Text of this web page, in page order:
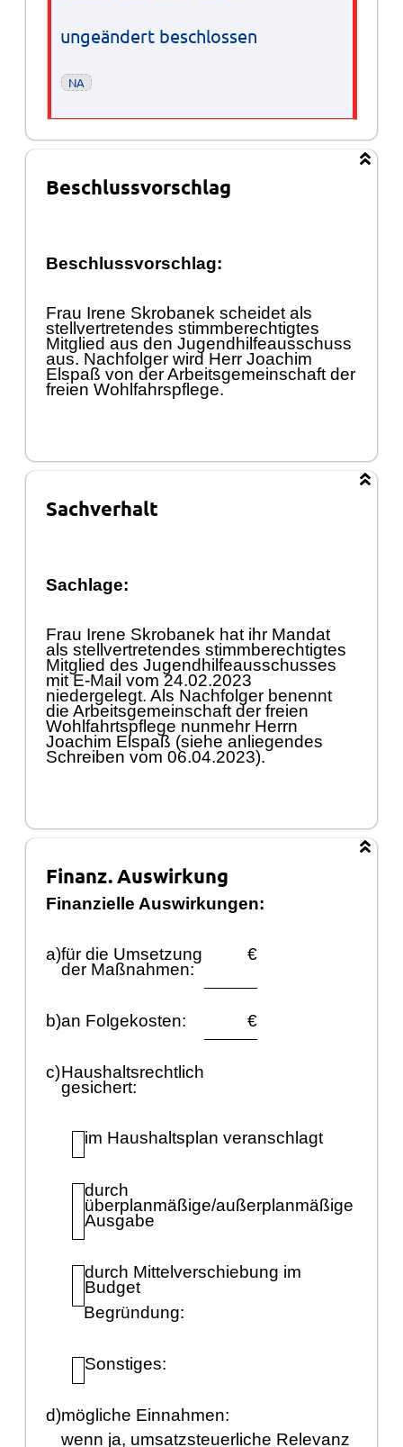
ungeändert beschlossen
NA
Beschlussvorschlag
Beschlussvorschlag:
Frau Irene Skrobanek scheidet als
stellvertretendes stimmberechtigtes
Mitglied aus den Jugendhilfeausschuss
aus. Nachfolger wird Herr Joachim
Elspaß von der Arbeitsgemeinschaft der
freien Wohlfahrspflege.
Sachverhalt
Sachlage:
Frau Irene Skrobanek hat ihr Mandat
als stellvertretendes stimmberechtigtes
Mitglied des Jugendhilfeausschusses
mitE-Mail vom 24.02.2023
niedergelegt. Als Nachfolger benennt
die Arbeitsgemeinschaft der freien
Wohlfahrtspflege nunmehr Herrn
Joachim Elspaß (siehe anliegendes
Schreiben vom 06.04.2023).
Finanz. Auswirkung
Finanzielle Auswirkungen:
a)für die Umsetzung
der Maßnahmen:
€
b)an Folgekosten: €
c)Haushaltsrechtlich
gesichert:
im Haushaltsplan veranschlagt
durch
überplanmäßige/außerplanmäßige
Ausgabe
durch Mittelverschiebung im
Budget
Begründung:
Sonstiges:
d)mögliche Einnahmen:
wenn ja, umsatzsteuerliche Relevanz